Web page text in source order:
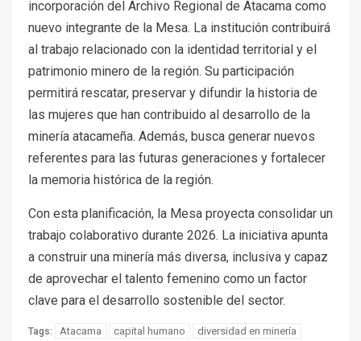
incorporación del Archivo Regional de Atacama como
nuevo integrante de la Mesa. La institución contribuirá
al trabajo relacionado con la identidad territorial y el
patrimonio minero de la región. Su participación
permitirá rescatar, preservar y difundir la historia de
las mujeres que han contribuido al desarrollo de la
minería atacameña. Además, busca generar nuevos
referentes para las futuras generaciones y fortalecer
la memoria histórica de la región.
Con esta planificación, la Mesa proyecta consolidar un
trabajo colaborativo durante 2026. La iniciativa apunta
a construir una minería más diversa, inclusiva y capaz
de aprovechar el talento femenino como un factor
clave para el desarrollo sostenible del sector.
Tags: Atacama capital humano
diversidad en minería